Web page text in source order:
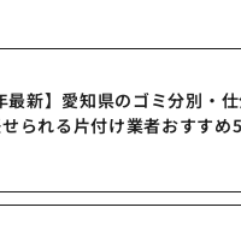
最新】愛知県のゴミ分別・
られる片付け業者おすすめ